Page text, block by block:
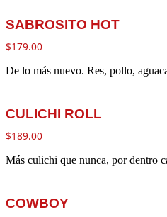
SABROSITO HOT
$179.00
De lo más nuevo. Res, pollo,
CULICHI ROLL
$189.00
Más culichi que nunca, por dentro
COWBOY